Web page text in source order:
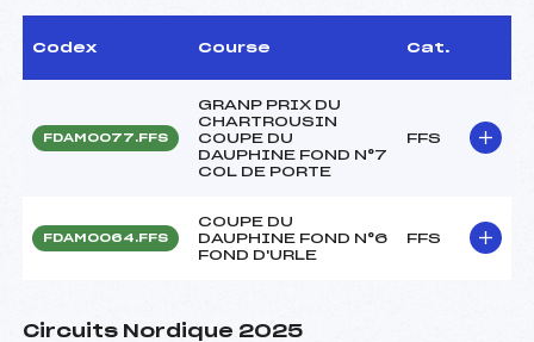
Codex Course Cat.
FDAM0077.FFS
GRANP PRIX DU
CHARTROUSIN
COUPE DU
DAUPHINE FOND N°7
COL DE PORTE
FFS
FDAM0064.FFS
COUPE DU
DAUPHINE FOND N°6
FOND D'URLE
FFS
Circuits Nordique 2025